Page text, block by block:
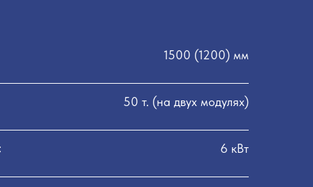
1500 (1200) мм
50 т. (на двух модулях)
6 кВт